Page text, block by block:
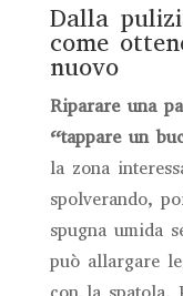
Dalla
come
nuovo
Riparare una
“tappare un
la zona
spolverando,
spugna umida
può allargare